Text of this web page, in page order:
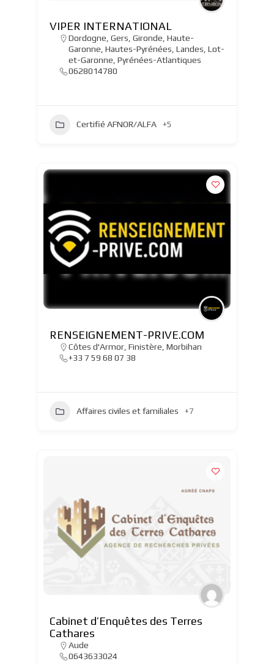
VIPER INTERNATIONAL
Dordogne Gers Gironde Haute-
Garonne Hautes-Pyrénées Landes Lot-
et-Garonne Pyrénées-Atlantiques
0628014780
Certifié AFNOR/ALFA +5
RENSEIGNEMENT-PRIVE.COM
Côtes d'Armor, Finistère Morbihan
+33 7 59 68 07 38
Affaires civiles et familiales +7
Cabinet d’Enquêtes des Terres
Cathares
Aude
0643633024